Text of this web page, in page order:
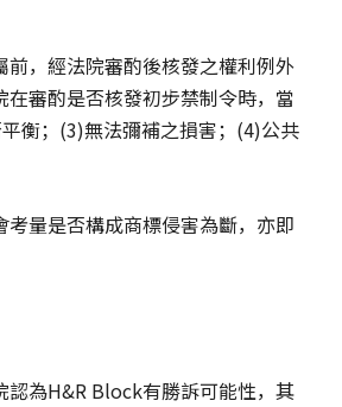
，經法院審酌後核發之權利例外
審酌是否核發初步禁制令時，當
衡；(3)無法彌補之損害；(4)公共
量是否構成商標侵害為斷，亦即
認為H&R Block有勝訴可能性，其